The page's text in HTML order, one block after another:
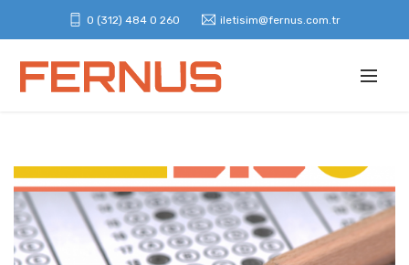
0 (312) 484 0 260 iletisim@fernus.com.tr